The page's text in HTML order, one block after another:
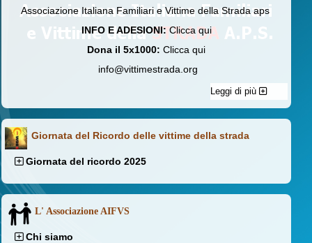
Associazione Italiana Familiari e Vittime della Strada aps
INFO E ADESIONI: Clicca qui
Dona il 5x1000: Clicca qui
info@vittimestrada.org
Leggi di più
Giornata del Ricordo delle vittime della strada
Giornata del ricordo 2025
L' Associazione AIFVS
Chi siamo